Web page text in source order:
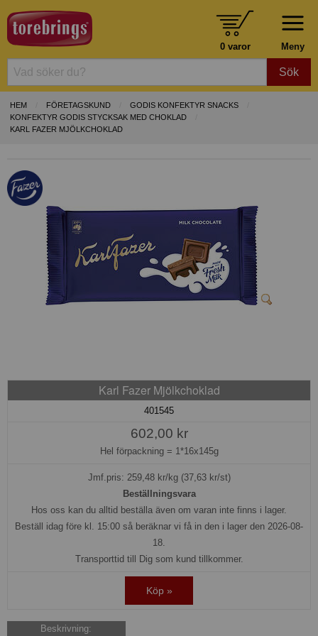
Meny
0 varor
Sök
HEM FÖRETAGSKUND
GODIS KONFEKTYR SNACKS
KONFEKTYR GODIS STYCKSAK MED CHOKLAD
KARL FAZER MJÖLKCHOKLAD
Karl Fazer Mjölkchoklad
401545
602,00 kr
Hel förpackning = 1*16x145g
Jmf.pris: 259,48kr/kg (37,63 kr/st)
Beställningsvara
Hos oss kan du alltid beställa även om varan inte finns i lager.
Beställ idag före kl. 15:00 så beräknar vi få in den i lager den 2026-08-
18.
Transporttid till Dig som kund tillkommer.
Köp »
Beskrivning: